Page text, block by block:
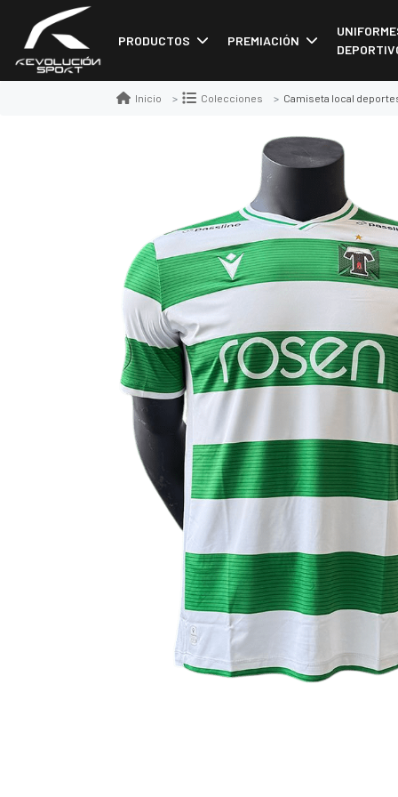
PRODUCTOS PREMIACIÓN
Inicio Colecciones Camiseta local